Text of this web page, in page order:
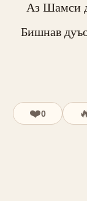
Аз Шамси
Бишнав
❤️0